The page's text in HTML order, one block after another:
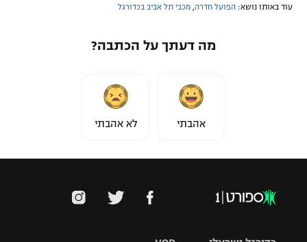
עוד באותו נושא: הפועל חדרה מכבי תל אביב בכדורגל
מה דעתך על הכתבה?
אהבתי לא אהבתי